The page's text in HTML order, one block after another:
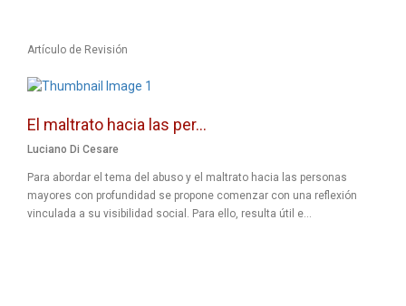
Artículo de Revisión
El maltrato hacia las per...
Luciano Di Cesare
Para abordar el tema del abuso y el maltrato hacia las personas
mayores con profundidad se propone comenzar con una reflexión
vinculada a su visibilidad social. Para ello, resulta útil e...